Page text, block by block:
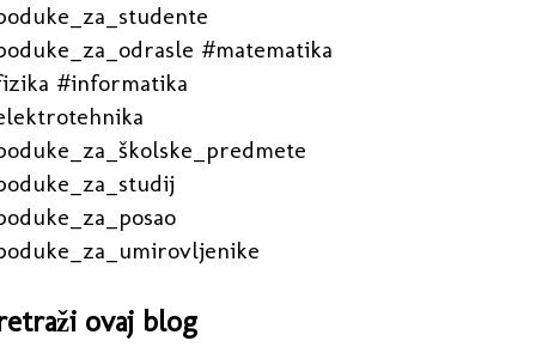
#matematika
#informatika
ovaj blog